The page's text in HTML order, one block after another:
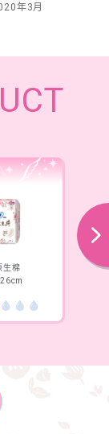
年3月
生棉
下一步